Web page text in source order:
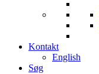
Kontakt
English
Søg